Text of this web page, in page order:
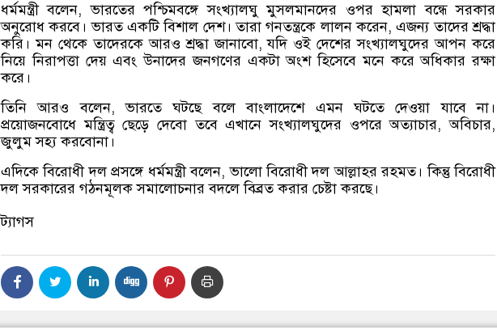
ধর্মমন্ত্রী বলেন,ভারতের পশ্চিমবঙ্গে সংখ্যালঘু মুসলমানদের ওপর হামলা বন্ধে সরকার
অনুরোধ করবে। ভারত একটি বিশাল দেশ। তারা গনতন্ত্রকে লালন করেন,এজন্য তাদের শ্রদ্ধা
করি। মন থেকে তাদেরকে আরও শ্রদ্ধা জানাবো,যদি ওই দেশের সংখ্যালঘুদের আপন করে
নিয়ে নিরাপত্তা দেয় এবং উনাদের জনগণের একটা অংশ হিসেবে মনে করে অধিকার রক্ষা
করে।
তিনি আরও বলেন,ভারতে ঘটছে বলে বাংলাদেশে এমন ঘটতে দেওয়া যাবে না।
প্রয়োজনবোধে মন্ত্রিত্ব ছেড়ে দেবো তবে এখানে সংখ্যালঘুদের ওপরে অত্যাচার,অবিচার,
জুলুম সহ্য করবোনা।
এদিকে বিরোধী দল প্রসঙ্গে ধর্মমন্ত্রী বলেন,ভালো বিরোধী দল আল্লাহর রহমত। কিন্তু বিরোধী
দল সরকারের গঠনমূলক সমালোচনার বদলে বিব্রত করার চেষ্টা করছে।
ট্যাগস